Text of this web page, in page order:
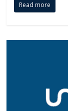
Read more